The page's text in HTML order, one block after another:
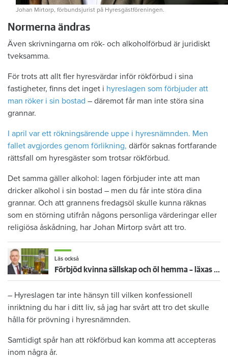
Johan Mirtorp, förbundsjurist på Hyresgästföreningen.
Normerna ändras
Även skrivningarna om rök- och alkoholförbud är juridiskt
tveksamma.
För trots att allt fler hyresvärdar inför rökförbud i sina
fastigheter, finns det inget i hyreslagen som förbjuder att
man röker i sin bostad – däremot får man inte störa sina
grannar.
I april var ett rökningsärende uppe i hyresnämnden. Men
fallet avgjordes genom förlikning, därför saknas fortfarande
rättsfall om hyresgäster som trotsar rökförbud.
Det samma gäller alkohol: lagen förbjuder inte att man
dricker alkohol i sin bostad – men du får inte störa dina
grannar. Och att grannens fredagsöl skulle kunna räknas
som en störning utifrån någons personliga värderingar eller
religiösa åskådning, har Johan Mirtorp svårt att tro.
Läs också
Förbjöd kvinna sällskap och öl hemma – läxas upp rejält av JO
– Hyreslagen tar inte hänsyn till vilken konfessionell
inriktning du har i ditt liv, så jag har svårt att tro det skulle
hålla för prövning i hyresnämnden.
Samtidigt spår han att rökförbud kan komma att accepteras
inom några år.